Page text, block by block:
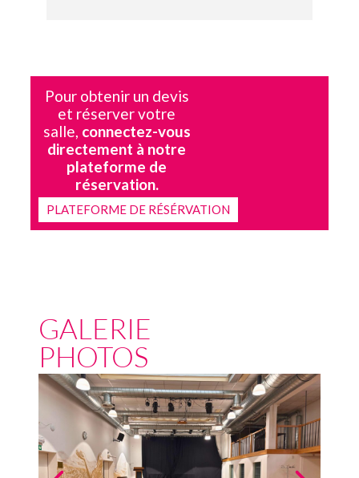
Pour obtenir un devis
et réserver votre
salle, connectez-vous
directement à notre
plateforme de
réservation.
PLATEFORME DE RÉSÉRVATION
GALERIE
PHOTOS